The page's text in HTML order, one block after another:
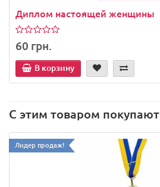
Диплом настоящей женщины
60 грн.
В корзину
С этим товаром покупают
Лидер продаж!